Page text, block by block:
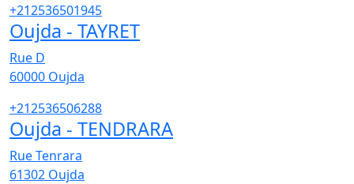
+212536501945
Oujda - TAYRET
Rue D
60000 Oujda
+212536506288
Oujda - TENDRARA
Rue Tenrara
61302 Oujda